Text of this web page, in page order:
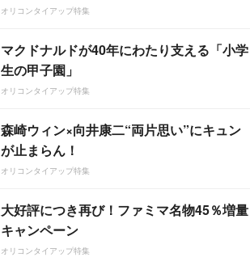
オリコンタイアップ特集
マクドナルドが40年にわたり支える「小学
生の甲子園」
オリコンタイアップ特集
森崎ウィン×向井康二“両片思い”にキュン
が止まらん！
オリコンタイアップ特集
大好評につき再び！ファミマ名物45％増量
キャンペーン
オリコンタイアップ特集